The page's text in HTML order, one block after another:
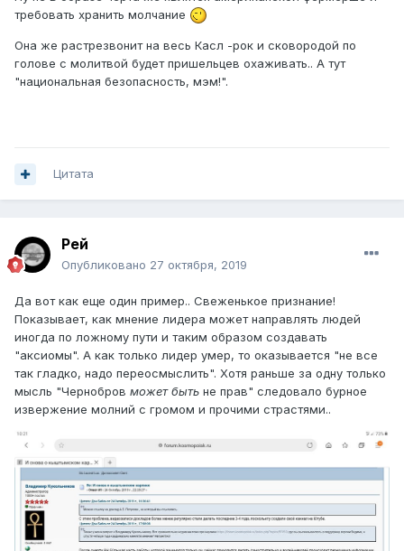
требовать хранить молчание
Она же растрезвонит на весь Касл -рок и сковородой по
голове с молитвой будет пришельцев охаживать.. А тут
"национальная безопасность, мэм!".
Цитата
Рей
Опубликовано 27 октября, 2019
Да вот как еще один пример.. Свеженькое признание!
Показывает, как мнение лидера может направлять людей
иногда по ложному пути и таким образом создавать
"аксиомы". А как только лидер умер, то оказывается "не все
так гладко, надо переосмыслить". Хотя раньше за одну только
мысль "Чернобров может быть не прав" следовало бурное
извержение молний с громом и прочими страстями..